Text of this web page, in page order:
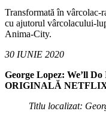
Transformată în vârcolac-
cu ajutorul vârcolacului-
Anima-City.
30 IUNIE 2020
George Lopez: We’ll
ORIGINALĂ
Titlu localizat: